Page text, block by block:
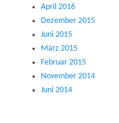
April 2016
Dezember 2015
Juni 2015
März 2015
Februar 2015
November 2014
Juni 2014